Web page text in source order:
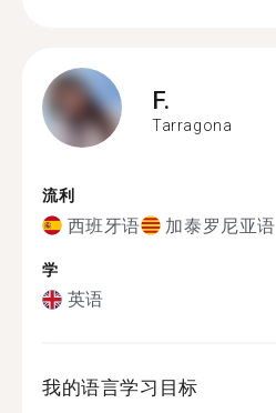
F.
Tarragona
流利
西班牙语 加泰罗尼亚语
学
英语
我的语言学习目标